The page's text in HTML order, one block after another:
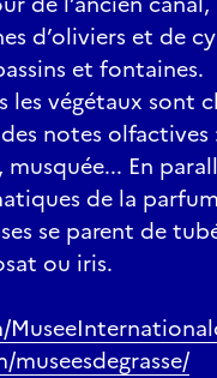
d’oliviers et de
et fontaines.
végétaux sont
notes
En
de la
se parent de
ou iris.